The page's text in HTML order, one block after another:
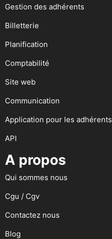
Gestion des adhérents
Billetterie
Planification
Comptabilité
Site web
Communication
Application pour les adhérents
API
A propos
Qui sommes nous
Cgu / Cgv
Contactez nous
Blog